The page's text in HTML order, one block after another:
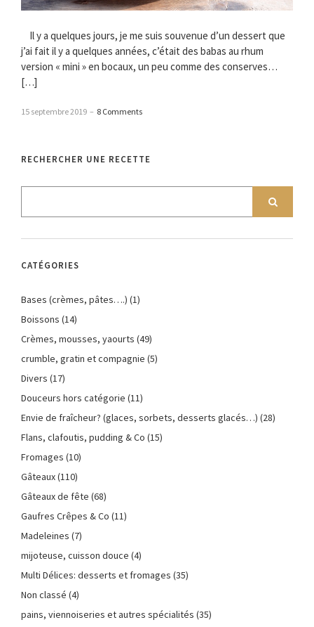
Il y a quelques jours, je me suis souvenue d’un dessert que
j’ai fait il y a quelques années, c’était des babas au rhum
version « mini » en bocaux, un peu comme des conserves…
[…]
15 septembre 2019 – 8 Comments
RECHERCHER UNE RECETTE
CATÉGORIES
Bases (crèmes, pâtes….) (1)
Boissons (14)
Crèmes, mousses, yaourts (49)
crumble, gratin et compagnie (5)
Divers (17)
Douceurs hors catégorie (11)
Envie de fraîcheur? (glaces, sorbets, desserts glacés…) (28)
Flans, clafoutis, pudding & Co (15)
Fromages (10)
Gâteaux(110)
Gâteaux de fête (68)
Gaufres Crêpes & Co (11)
Madeleines (7)
mijoteuse, cuisson douce (4)
Multi Délices: desserts et fromages (35)
Non classé (4)
pains, viennoiseries et autres spécialités (35)